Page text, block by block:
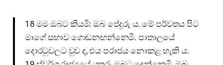
18 මම ඔබට කියමි: ඔබ පේදුරු ය. මේ පර්වතය පිට
මාගේ සභාව ගොඩනඟන්නෙමි. පාතාලයේ
දොරටුවලට වුව ද, එය පරාජය නොකළ හැකි ය.